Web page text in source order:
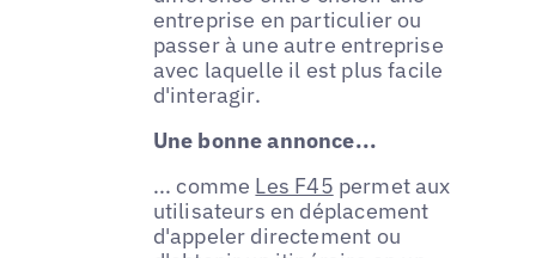
entreprise en particulier ou
passer à une autre entreprise
avec laquelle il est plus facile
d'interagir.
Une bonne annonce...
... comme Les F45 permet aux
utilisateurs en déplacement
d'appeler directement ou